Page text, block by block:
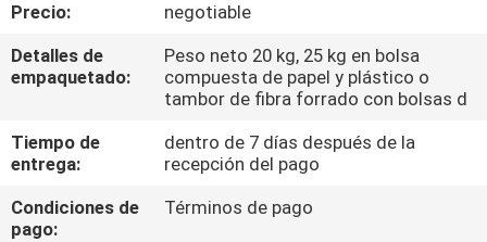
CALIDAD
ÉNTRENOS
EN
CONTACTO
CON
Precio:
negotiable
Detalles de
empaquetado:
Peso neto 20 kg, 25 kg en bolsa
compuesta de papel y plástico o
tambor de fibra forrado con bolsas d
Tiempo de
entrega:
dentro de 7 días después de la
recepción del pago
Condiciones de
pago:
Términos de pago